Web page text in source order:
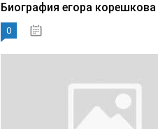
Биография егора корешкова
0